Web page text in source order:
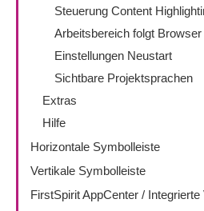
Steuerung Content
Arbeitsbereich folgt Browser
Einstellungen Neustart
Sichtbare Projektsprachen
Extras
Hilfe
Horizontale Symbolleiste
Vertikale Symbolleiste
FirstSpirit AppCenter / Integrierte